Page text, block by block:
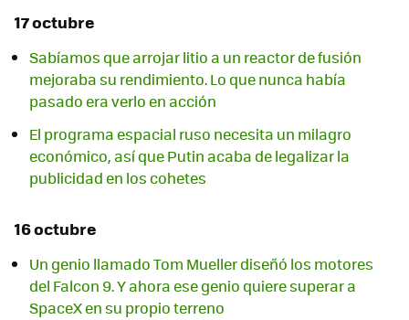
17 octubre
Sabíamos que arrojar litio a un reactor de fusión
mejoraba su rendimiento. Lo que nunca había
pasado era verlo en acción
El programa espacial ruso necesita un milagro
económico, así que Putin acaba de legalizar la
publicidad en los cohetes
16 octubre
Un genio llamado Tom Mueller diseñó los motores
del Falcon 9. Y ahora ese genio quiere superar a
SpaceX en su propio terreno